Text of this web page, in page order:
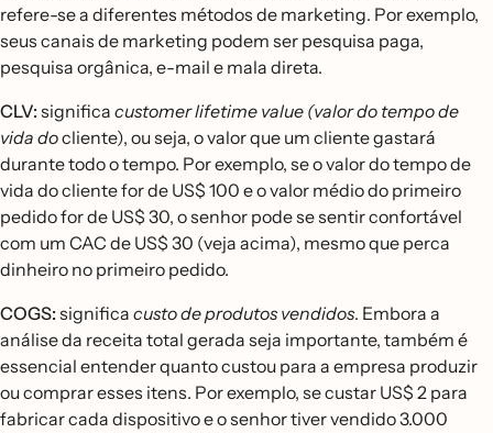
refere-se a diferentes métodos de marketing. Por exemplo,
seus canais de marketing podem ser pesquisa paga,
pesquisa orgânica, e-mail e mala direta.
CLV:significa customer lifetime value (valor do tempo de
vida docliente), ou seja, o valor que um cliente gastará
durante todo o tempo. Por exemplo, se o valor do tempo de
vida do cliente for de US$ 100 e o valor médio do primeiro
pedido for de US$ 30, o senhor pode se sentir confortável
com um CAC de US$ 30 (veja acima), mesmo que perca
dinheiro no primeiro pedido.
COGS:significa custo de produtos vendidos. Embora a
análise da receita total gerada seja importante, também é
essencial entender quanto custou para a empresa produzir
ou comprar esses itens. Por exemplo, se custar US$ 2 para
fabricar cada dispositivo e o senhor tiver vendido 3.000